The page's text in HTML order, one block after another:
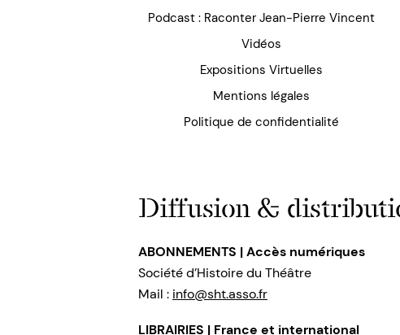
Podcast : Raconter Jean-Pierre Vincent
Vidéos
Expositions Virtuelles
Mentions légales
Politique de confidentialité
Diffusion &
ABONNEMENTS | Accès numériques
Société d’Histoire du Théâtre
Mail : info@sht.asso.fr
LIBRAIRIES | France et international